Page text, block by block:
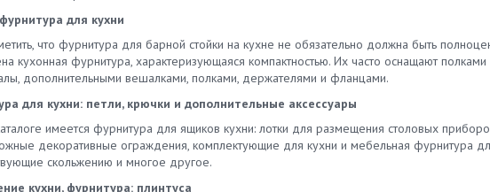
контейнеры, разделительные
боксы-трансформеры; для
кухни; для цоколя кухни;
стойки; для сборки кухни.
рейлинги, аксессуары,
мебельную
купить оптом можно в
СПб, Краснодаре,
Новосибирске,
Челябинске, Томске,
Ростове-на-Дону,
Нижнем Новгороде,
– решать вам. Главное, чтобы
изделие отвечало требованиям
надежности и экономичности. Где
купить кухонный плинтус?
Предлагаем купить плинтус кухонный
Екатеринбурге, Челябинске и других
городах. Предлагаем широкий
справляется с
задачей. Цена на ПВХ
для цоколя на порядок ниже,
алюминиевые. Они просты в
обладают высокой
Цоколь пластиковый
для опоры
в разнообразии цветов,
также могут
рисунки. Результат –
сочетание с мебелью.
для кухни
что фурнитура для барной стойки на кухне не обязательно должна быть
кухонная фурнитура, характеризующаяся компактностью. Их часто оснащают
дополнительными вешалками, полками, держателями и фланцами.
для кухни: петли, крючки и дополнительные аксессуары
имеется фурнитура для ящиков кухни: лотки для размещения столовых
декоративные ограждения, комплектующие для кухни и мебельная фурнитура
скольжению и многое другое.
кухни, фурнитура: плинтуса